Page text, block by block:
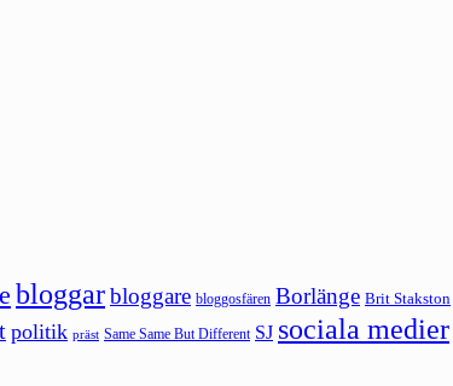
bloggarbloggare bloggosfären Borlänge Brit Stakston
politik präst Same Same But Different SJ sociala medier